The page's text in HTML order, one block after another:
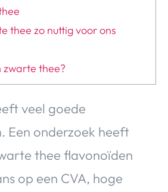
thee zo nuttig voor ons
thee?
veel goede
Een onderzoek heeft
thee flavonoïden
op een CVA, hoge